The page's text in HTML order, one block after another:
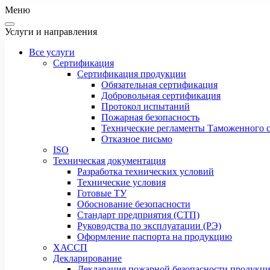
Меню
Услуги и направления
Все услуги
Сертификация
Сертификация продукции
Обязательная сертификация
Добровольная сертификация
Протокол испытаний
Пожарная безопасность
Технические регламенты Таможенного
Отказное письмо
ISO
Техническая документация
Разработка технических условий
Технические условия
Готовые ТУ
Обоснование безопасности
Стандарт предприятия (СТП)
Руководства по эксплуатации (РЭ)
Оформление паспорта на продукцию
ХАССП
Декларирование